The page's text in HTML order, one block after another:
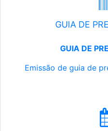
GUIA DE
GUIA DE
Emissão de guia de